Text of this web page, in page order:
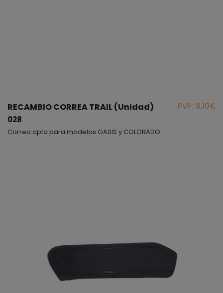
RECAMBIO CORREA TRAIL (Unidad)
028
PVP: 8,10€
Correa apta para modelos OASIS y COLORADO.